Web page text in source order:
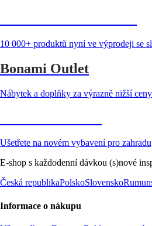
10 000+ produktů nyní ve výprodeji se
Bonami Outlet
Nábytek a doplňky za výrazně nižší ceny
Ušetřete na novém vybavení pro
E-shop s každodenní dávkou (s)nové
Česká republikaPolskoSlovensko
Informace o nákupu